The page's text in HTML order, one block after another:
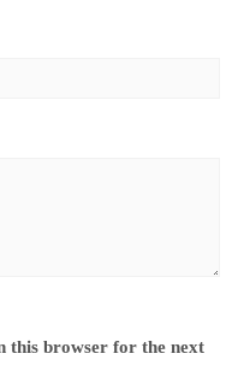
this browser for the next